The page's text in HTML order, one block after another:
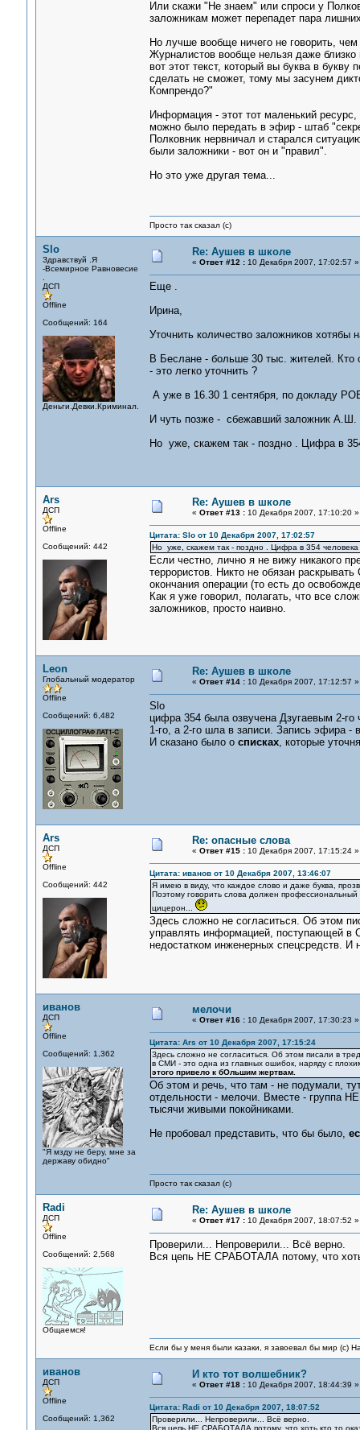
Или скажи "Не знаем" или спроси у
заложникам может перепадет пара
Но лучше вообще ничего не говорить,
Журналистов вообще нельзя даже
вот этот текст, который вы буква в букву
сделать не сможет, тому мы засунем
Компрендо?"
Информация - этот тот маленький
можно было передать в эфир - штаб
Полковник нервничал и старался
были заложники - вот он и "правил".
Но это уже другая тема...
Просто так сказал (с)
Slo
Здравствуй .Я
-Всемирное Равновесие
ДСП
Offline
Сообщений: 164
Деньги.Девки.Криминал.
Re: Аушев в школе
« Ответ #12 :10 Декабря 2007, 17:02:57 »
Еще .
Ирина,
Уточнить количество заложников хотябы
В Беслане - больше 30 тыс. жителей. Кто
- это легко уточнить ?
А уже в 16.30 1 сентября, по докладу
И чуть позже - сбежавший заложник А.Ш.
Но уже, скажем так - поздно . Цифра в
Ars
ДСП
Offline
Сообщений: 442
Re: Аушев в школе
« Ответ #13 :10 Декабря 2007, 17:10:20 »
Цитата: Slo от 10 Декабря 2007, 17:02:57
Но уже, скажем так - поздно . Цифра в 354
Если честно, лично я не вижу никакого
террористов. Никто не обязан
окончания операции (то есть до
Как я уже говорил, полагать, что все
заложников, просто наивно.
Leon
Глобальный модератор
Offline
Сообщений: 6,482
Re: Аушев в школе
« Ответ #14 :10 Декабря 2007, 17:12:57 »
Slo
цифра 354 была озвучена Дзугаевым 2-
1-го, а 2-го шла в записи. Запись эфира
И сказано было о списках, которые
Ars
ДСП
Offline
Сообщений: 442
Re: опасные слова
« Ответ #15 :10 Декабря 2007, 17:15:24 »
Цитата: иванов от 10 Декабря 2007, 13:46:07
Я имею в виду, что каждое слово и даже буква,
Поэтому говорить слова должен
цицерон...
Здесь сложно не согласиться. Об этом
управлять информацией, поступающей в
недостатком инженерных спецсредств. И
иванов
ДСП
Offline
Сообщений: 1,362
"Я мзду не беру, мне за
державу обидно"
мелочи
« Ответ #16 :10 Декабря 2007, 17:30:23 »
Цитата: Ars от 10 Декабря 2007, 17:15:24
Здесь сложно не согласиться. Об этом писали в
в СМИ - это одна из главных ошибок, наряду с
этого привело к бОльшим жертвам.
Об этом и речь, что там - не подумали,
отдельности - мелочи. Вместе - группа
тысячи живыми покойниками.
Не пробовал представить, что бы было,
Просто так сказал (с)
Radi
ДСП
Offline
Сообщений: 2,568
Общаемся!
Re: Аушев в школе
« Ответ #17 :10 Декабря 2007, 18:07:52 »
Проверили... Непроверили... Всё верно.
Вся цепь НЕ СРАБОТАЛА потому, что
Если бы у меня были казаки, я завоевал бы мир (с)
иванов
ДСП
Offline
Сообщений: 1,362
И кто тот волшебник?
« Ответ #18 :10 Декабря 2007, 18:44:39 »
Цитата: Radi от 10 Декабря 2007, 18:07:52
Проверили... Непроверили... Всё верно.
Вся цепь НЕ СРАБОТАЛА потому, что хоть кто то